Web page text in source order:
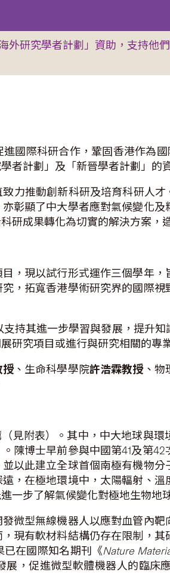
外研究學者計劃」資助，支持他
國際科研合作，鞏固香港作為
者計劃」及「新晉學者計劃」的
力推動創新科研及培育科研人
彰顯了中大學者應對氣候變化
研成果轉化為切實的解決方案，
，現以試行形式運作三個學年
，拓寬香港學術研究界的國際
持其進一步學習與發展，提升
研究項目或進行與研究相關的專
授、生命科學學院許浩霖教授 、物
見附表）。其中，中大地球與環
陳博士早前參與中國第41及第
以此建立全球首個南極有機物
，在極地環境中，太陽輻射、
一步了解氣候變化對極地生物地
微型無線機器人以應對血管內
現有軟材料結構仍存在限制，
在國際知名期刊《Nature
，促進微型軟體機器人的臨床